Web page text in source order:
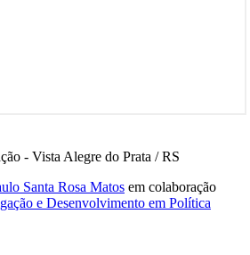
- Vista Alegre do Prata / RS
Santa Rosa Matos em colaboração
e Desenvolvimento em Política